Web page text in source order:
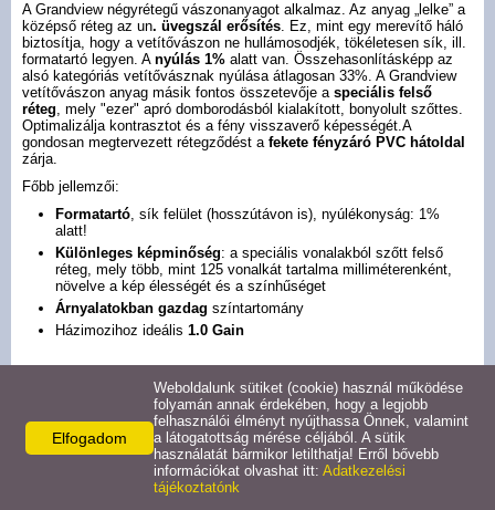
Cyber manual
Cyber motoros
Oldalfeszített
Álmennyezeti vászon
Fix keretes vászon
Fix íves vászon
X-Press manual
X-Press motoros
A Grandview négyrétegű vászonanyagot alkalmaz. Az anyag „lelke” a
középső réteg az un. üvegszál erősítés. Ez, mint egy merevítő háló
biztosítja, hogy a vetítővászon ne hullámosodjék, tökéletesen sík, ill.
formatartó legyen. A nyúlás 1% alatt van. Összehasonlításképp az
alsó kategóriás vetítővásznak nyúlása átlagosan 33%. A Grandview
vetítővászon anyag másik fontos összetevője a speciális felső
réteg, mely "ezer" apró domborodásból kialakított, bonyolult szőttes.
Optimalizálja kontrasztot és a fény visszaverő képességét.A
gondosan megtervezett rétegződést a fekete fényzáró PVC hátoldal
zárja.
Főbb jellemzői:
Formatartó, sík felület (hosszútávon is), nyúlékonyság: 1%
alatt!
Különleges képminőség: a speciális vonalakból szőtt felső
réteg, mely több, mint 125 vonalkát tartalma milliméterenként,
növelve a kép élességét és a színhűséget
Árnyalatokban gazdag színtartomány
Házimozihoz ideális 1.0 Gain
Speciálisan kialakított, jól feszíthető, flexibilis PVC vetítővászon
felület.
Különlegessé a felső rétegben kialakított, „mikrogravírozott”
teszi. A felület a mintázat segítségével a kívánt irányba
Elfogadom
Weboldalunk sütiket (cookie) használ működése
folyamán annak érdekében, hogy a legjobb
felhasználói élményt nyújthassa Önnek, valamint
a látogatottság mérése céljából. A sütik
használatát bármikor letilthatja! Erről bővebb
információkat olvashat itt: Adatkezelési
tájékoztatónk